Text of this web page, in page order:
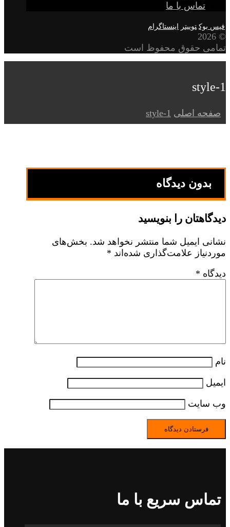
تماس با ما
فیس بوک توییتر اینستاگرام
© 2026
تمامی حقوق محفوظ است
style-1
صفحه اصلی style-1
بدون دیدگاه
دیدگاهتان را بنویسید
نشانی ایمیل شما منتشر نخواهد شد. بخش‌های
موردنیاز علامت‌گذاری شده‌اند *
دیدگاه *
نام
ایمیل
وب‌ سایت
تماس سریع با ما